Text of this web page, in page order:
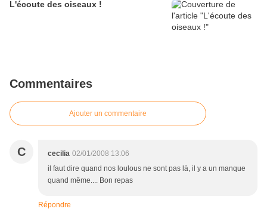
L'écoute des oiseaux !
Commentaires
Ajouter un commentaire
C cecilia 02/01/2008 13:06
il faut dire quand nos loulous ne sont pas là, il y a un manque
quand même.... Bon repas
Répondre